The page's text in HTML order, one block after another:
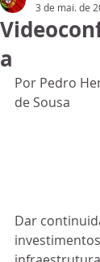
a
3 de mai. de
Por Pedro
de Sousa
Dar